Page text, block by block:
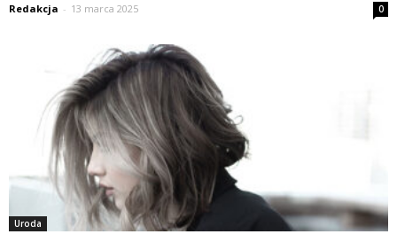
Redakcja - 13 marca 2025 0
Uroda